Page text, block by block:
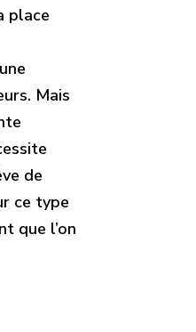
place
Mais
de
ce type
que l’on